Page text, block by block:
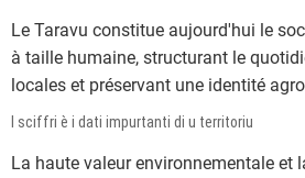
Le Taravu constitue aujourd'hui le
à taille humaine, structurant le
locales et préservant une identité
I sciffri è i dati impurtanti di u territoriu
La haute valeur environnementale et